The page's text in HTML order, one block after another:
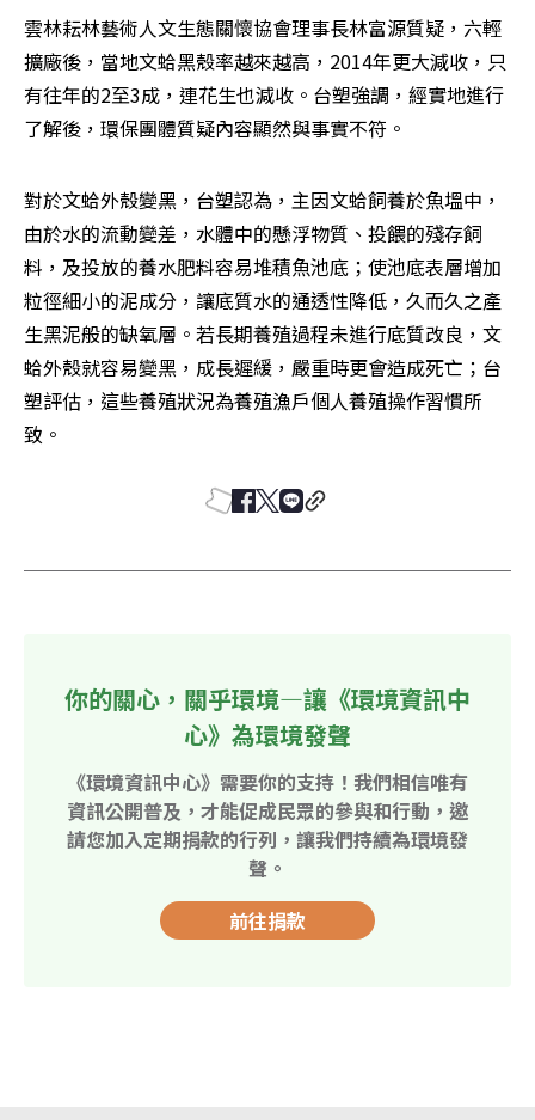
雲林耘林藝術人文生態關懷協會理事長林富源質疑，六輕
擴廠後，當地文蛤黑殼率越來越高，2014年更大減收，只
有往年的2至3成，連花生也減收。台塑強調，經實地進行
了解後，環保團體質疑內容顯然與事實不符。
對於文蛤外殼變黑，台塑認為，主因文蛤飼養於魚塭中，
由於水的流動變差，水體中的懸浮物質、投餵的殘存飼
料，及投放的養水肥料容易堆積魚池底；使池底表層增加
粒徑細小的泥成分，讓底質水的通透性降低，久而久之產
生黑泥般的缺氧層。若長期養殖過程未進行底質改良，文
蛤外殼就容易變黑，成長遲緩，嚴重時更會造成死亡；台
塑評估，這些養殖狀況為養殖漁戶個人養殖操作習慣所
致。
你的關心，關乎環境—讓《環境資訊中
心》為環境發聲
《環境資訊中心》需要你的支持！我們相信唯有
資訊公開普及，才能促成民眾的參與和行動，邀
請您加入定期捐款的行列，讓我們持續為環境發
聲。
前往捐款